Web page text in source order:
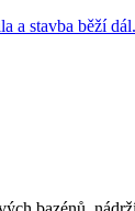
a stavba běží